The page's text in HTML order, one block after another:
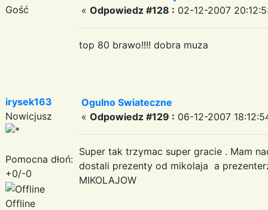
Gość
« Odpowiedz #128 : 02-12-2007
top 80 brawo!!!! dobra muza
irysek163
Nowicjusz
Pomocna dłoń:
+0/-0
Offline
Ogulno Swiateczne
« Odpowiedz #129 : 06-12-2007
Super tak trzymac super gracie . Mam
dostali prezenty od mikolaja a
MIKOLAJOW